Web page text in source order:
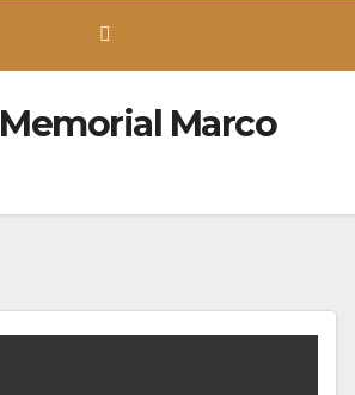
Memorial Marco